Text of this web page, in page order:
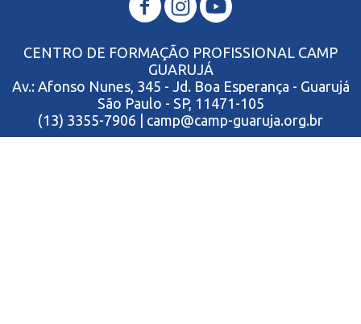
CENTRO DE FORMAÇÃO PROFISSIONAL CAMP
GUARUJÁ
Av.: Afonso Nunes, 345 - Jd. Boa Esperança - Guarujá
São Paulo - SP, 11471-105
(13) 3355-7906 | camp@camp-guaruja.org.br